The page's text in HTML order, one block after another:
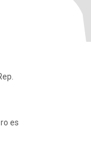
es